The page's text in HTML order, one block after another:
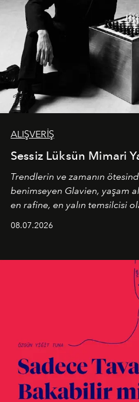
ALIŞVERİŞ
Sessiz Lüksün Mimari
Trendlerin ve zamanın
benimseyen Glavien, yaşam
en rafine, en yalın temsilcisi
08.07.2026